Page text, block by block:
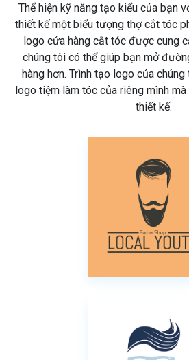
Thể hiện kỹ năng tạo kiểu của bạn
thiết kế một biểu tượng thợ cắt tóc
logo cửa hàng cắt tóc được cung
chúng tôi có thể giúp bạn mở
hàng hơn. Trình tạo logo của
logo tiệm làm tóc của riêng mình
thiết kế.